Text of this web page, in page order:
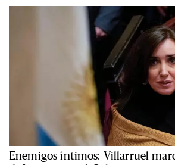
Enemigos íntimos: Villarruel